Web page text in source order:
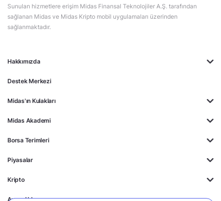
Hakkımızda
Destek Merkezi
Midas'ın Kulakları
Midas Akademi
Borsa Terimleri
Piyasalar
Kripto
Ayrıcalıklar
Sunulan hizmetlere erişim Midas Finansal Teknolojiler A.Ş. tarafından
sağlanan Midas ve Midas Kripto mobil uygulamaları üzerinden
sağlanmaktadır.